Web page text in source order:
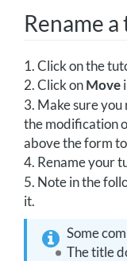
Rename
1. Click on the
2. Click on Move
3. Make sure
the modification
above the form
4. Rename your
5. Note in the
it.
Some
The title